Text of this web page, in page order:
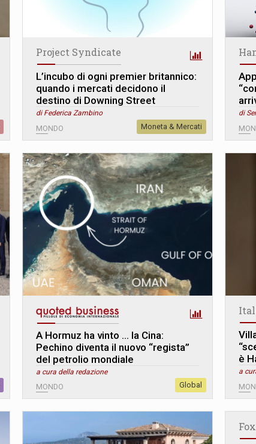
Project Syndicate
L’incubo di ogni premier britannico:
quando i mercati decidono il
destino di Downing Street
di Federica Zambino
MONDO Moneta & Mercati
di
A Hormuz ha vinto … la Cina:
Pechino diventa il nuovo “regista”
del petrolio mondiale
a cura della redazione
MONDO Global
è
a